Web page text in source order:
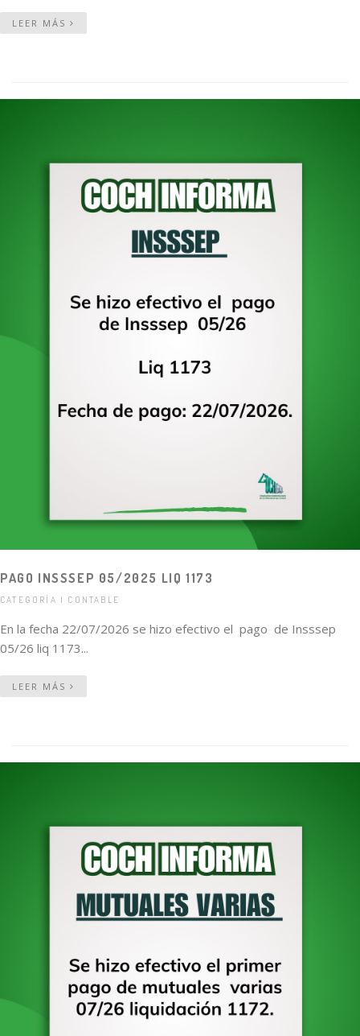
LEER MÁS
PAGO INSSSEP 05/2025 LIQ 1173
CATEGORÍA | CONTABLE
En la fecha 22/07/2026 se hizo efectivo el pago de Insssep
05/26 liq 1173...
LEER MÁS